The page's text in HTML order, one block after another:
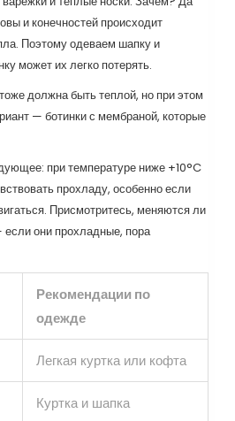
и конечностей происходит
Поэтому одеваем шапку и
может их легко потерять.
должна быть теплой, но при этом
— ботинки с мембраной, которые
при температуре ниже +10°C
прохладу, особенно если
Присмотритесь, меняются ли
они прохладные, пора
Рекомендации по
одежде
Легкая куртка или кофта
Куртка и шапка